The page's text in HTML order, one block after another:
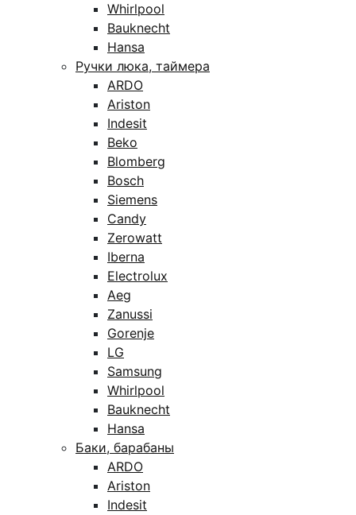
Whirlpool
Bauknecht
Hansa
Ручки люка, таймера
ARDO
Ariston
Indesit
Beko
Blomberg
Bosch
Siemens
Candy
Zerowatt
Iberna
Electrolux
Aeg
Zanussi
Gorenje
LG
Samsung
Whirlpool
Bauknecht
Hansa
Баки, барабаны
ARDO
Ariston
Indesit